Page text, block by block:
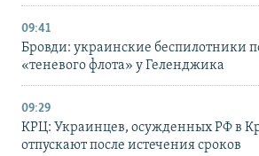
09:41
Бровди: украинские беспилотники
«теневого флота» у Геленджика
09:29
КРЦ: Украинцев, осужденных РФ в
отпускают после истечения сроков